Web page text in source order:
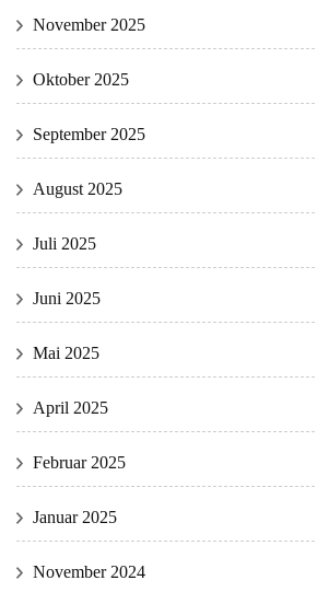
November 2025
Oktober 2025
September 2025
August 2025
Juli 2025
Juni 2025
Mai 2025
April 2025
Februar 2025
Januar 2025
November 2024